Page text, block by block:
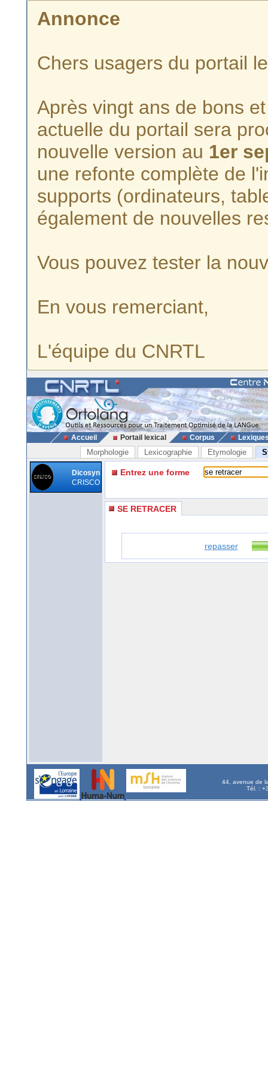
Annonce
Chers usagers du portail
Après vingt ans de bons
actuelle du portail sera
nouvelle version au 1er
une refonte complète de
supports (ordinateurs,
également de nouvelles
Vous pouvez tester la
En vous remerciant,
L'équipe du CNRTL
Accueil Portail lexical Corpus
Morphologie Lexicographie Etymologie
Dicosyn
CRISCO
Entrez une forme
SE RETRACER
repasser
44, avenue de
Tél. :